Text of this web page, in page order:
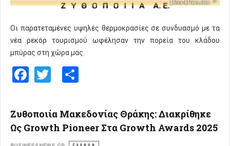
Οι παρατεταμένες υψηλές θερμοκρασίες σε συνδυασμό με τα
νέα ρεκόρ τουρισμού ωφέλησαν την πορεία του κλάδου
μπύρας στη χώρα μας.
Facebook
Twitter
Ζυθοποιία Μακεδονίας Θράκης: Διακρίθηκε
Ως Growth Pioneer Στα Growth Awards 2025